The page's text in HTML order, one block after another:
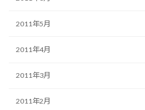
2011年5月
2011年4月
2011年3月
2011年2月